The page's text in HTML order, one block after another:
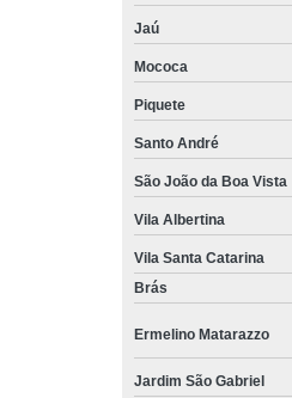
Jaú
Mococa
Piquete
Santo André
São João da Boa Vista
Vila Albertina
Vila Santa Catarina
Brás
Ermelino Matarazzo
Jardim São Gabriel